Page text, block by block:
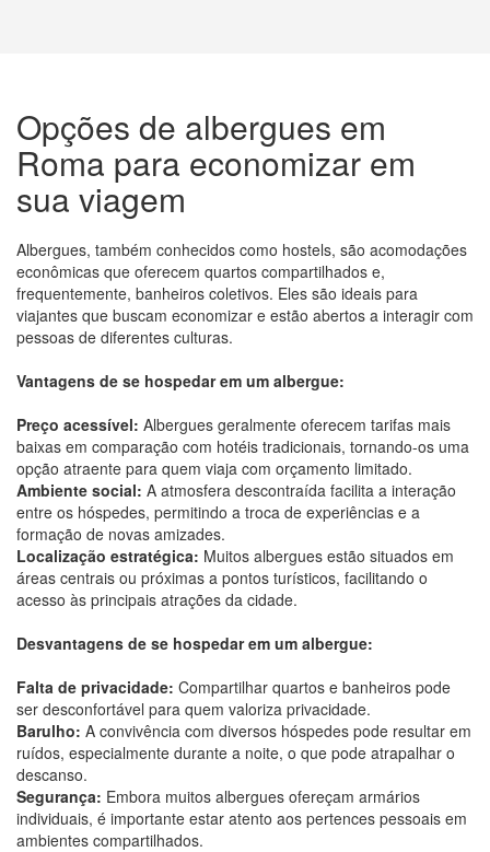
Opções de albergues em
Roma para economizar em
sua viagem
Albergues, também conhecidos como hostels, são acomodações
econômicas que oferecem quartos compartilhados e,
frequentemente, banheiros coletivos. Eles são ideais para
viajantes que buscam economizar e estão abertos a interagir com
pessoas de diferentes culturas.
Vantagens de se hospedar em um albergue:
Preço acessível: Albergues geralmente oferecem tarifas mais
baixas em comparação com hotéis tradicionais, tornando-os uma
opção atraente para quem viaja com orçamento limitado.
Ambiente social: A atmosfera descontraída facilita a interação
entre os hóspedes, permitindo a troca de experiências e a
formação de novas amizades.
Localização estratégica: Muitos albergues estão situados em
áreas centrais ou próximas a pontos turísticos, facilitando o
acesso às principais atrações da cidade.
Desvantagens de se hospedar em um albergue:
Falta de privacidade: Compartilhar quartos e banheiros pode
ser desconfortável para quem valoriza privacidade.
Barulho: A convivência com diversos hóspedes pode resultar em
ruídos, especialmente durante a noite, o que pode atrapalhar o
descanso.
Segurança: Embora muitos albergues ofereçam armários
individuais, é importante estar atento aos pertences pessoais em
ambientes compartilhados.